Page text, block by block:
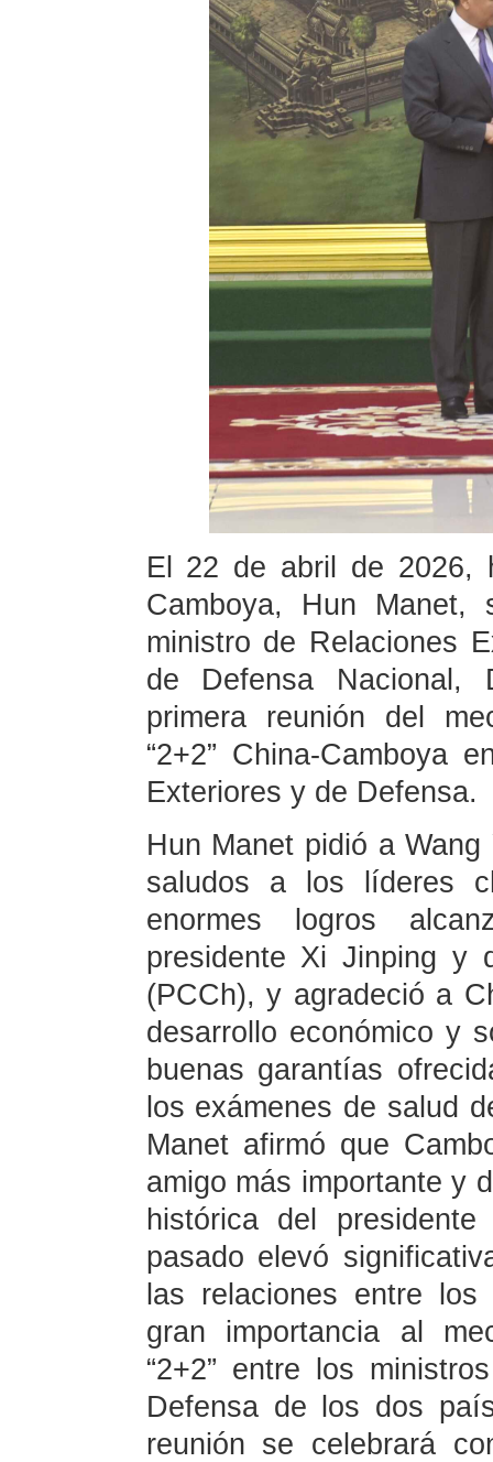
El 22 de abril de 2026,
Camboya, Hun
ministro de Relaciones
de Defensa Nacional,
primera reunión del
“2+2” China-Camboya
Exteriores y de Defensa.
Hun Manet pidió a
saludos a los líderes
enormes logros
presidente Xi Jinping y
(PCCh), y agradeció a
desarrollo económico y
buenas garantías
los exámenes de salud
Manet afirmó que
amigo más importante y
histórica del
pasado elevó
las relaciones entre
gran importancia al
“2+2” entre los
Defensa de los dos
reunión se celebrará